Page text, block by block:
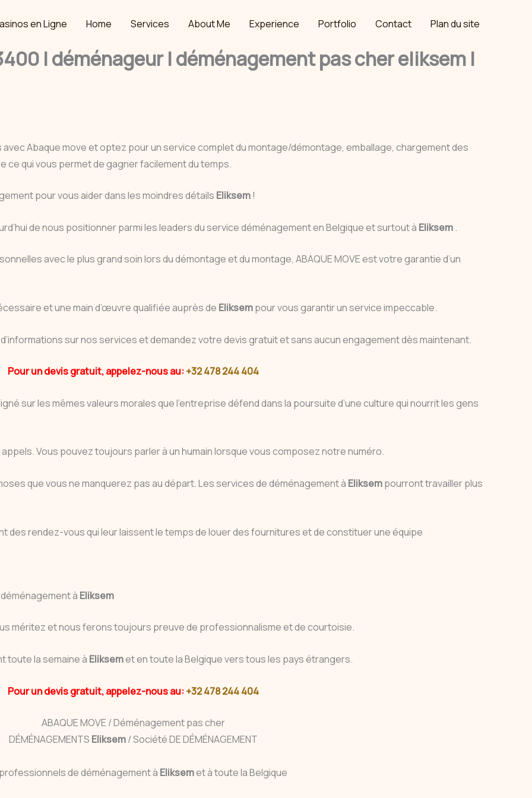
en Ligne Home Services About Me Experience Portfolio Contact Plan du site
| déménageur | déménagement pas cher eliksem |
Abaque move et optez pour un service complet du montage/démontage, emballage, chargement des
ce qui vous permet de gagner facilement du temps.
pour vous aider dans les moindres détails Eliksem!
de nous positionner parmi les leaders du service déménagement en Belgique et surtout à Eliksem.
avec le plus grand soin lors du démontage et du montage, ABAQUE MOVE est votre garantie d’un
et une main d’œuvre qualifiée auprès de Eliksempour vous garantir un service impeccable.
sur nos services et demandez votre devis gratuit et sans aucun engagement dès maintenant.
Pour un devis gratuit, appelez-nous au:+32 478 244 404
sur les mêmes valeurs morales que l’entreprise défend dans la poursuite d’une culture qui nourrit les gens
Vous pouvez toujours parler à un humain lorsque vous composez notre numéro.
que vous ne manquerez pas au départ. Les services de déménagement à Eliksempourront travailler plus
des rendez-vous qui leur laissent le temps de louer des fournitures et de constituer une équipe
à Eliksem
méritez et nous ferons toujours preuve de professionnalisme et de courtoisie.
toute la semaine à Eliksemet en toute la Belgique vers tous les pays étrangers.
Pour un devis gratuit, appelez-nous au:+32 478 244 404
ABAQUE MOVE / Déménagement pas cher
DÉMÉNAGEMENTS Eliksem/ Société DE DÉMÉNAGEMENT
de déménagement à Eliksemet à toute la Belgique